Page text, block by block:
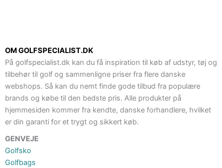
OM GOLFSPECIALIST.DK
På golfspecialist.dk kan du få inspiration til køb af udstyr, tøj og
tilbehør til golf og sammenligne priser fra flere danske
webshops. Så kan du nemt finde gode tilbud fra populære
brands og købe til den bedste pris. Alle produkter på
hjemmesiden kommer fra kendte, danske forhandlere, hvilket
er din garanti for et trygt og sikkert køb.
GENVEJE
Golfsko
Golfbags